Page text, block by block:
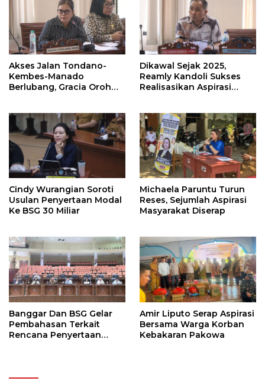
Akses Jalan Tondano-
Kembes-Manado
Berlubang, Gracia Oroh
Dikawal Sejak 2025,
Reamly Kandoli Sukses
Realisasikan Aspirasi
Tahun Depan
Cindy Wurangian Soroti
Usulan Penyertaan Modal
Ke BSG 30 Miliar
Michaela Paruntu Turun
Reses, Sejumlah Aspirasi
Masyarakat Diserap
Banggar Dan BSG Gelar
Pembahasan Terkait
Rencana Penyertaan
Amir Liputo Serap Aspirasi
Bersama Warga Korban
Kebakaran Pakowa